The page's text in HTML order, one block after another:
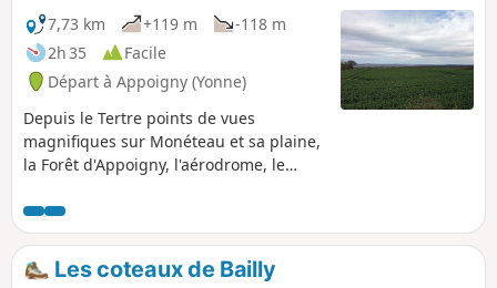
7,73 km
+119 m
-118 m
2h 35
Facile
Départ à Appoigny (Yonne)
Depuis le Tertre points de vues
magnifiques sur Monéteau et sa plaine,
la Forêt d'Appoigny, l'aérodrome, le
y a un Appoigny vallonné !
Les coteaux de Bailly